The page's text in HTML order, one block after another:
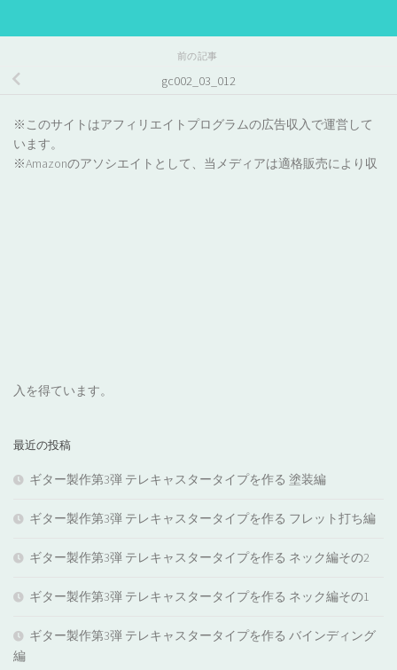
前の記事
gc002_03_012
※このサイトはアフィリエイトプログラムの広告収入で運営して
います。
※Amazonのアソシエイトとして、当メディアは適格販売により収
入を得ています。
最近の投稿
ギター製作第3弾 テレキャスタータイプを作る 塗装編
ギター製作第3弾 テレキャスタータイプを作る フレット打ち編
ギター製作第3弾 テレキャスタータイプを作る ネック編その2
ギター製作第3弾 テレキャスタータイプを作る ネック編その1
ギター製作第3弾 テレキャスタータイプを作る バインディング
編